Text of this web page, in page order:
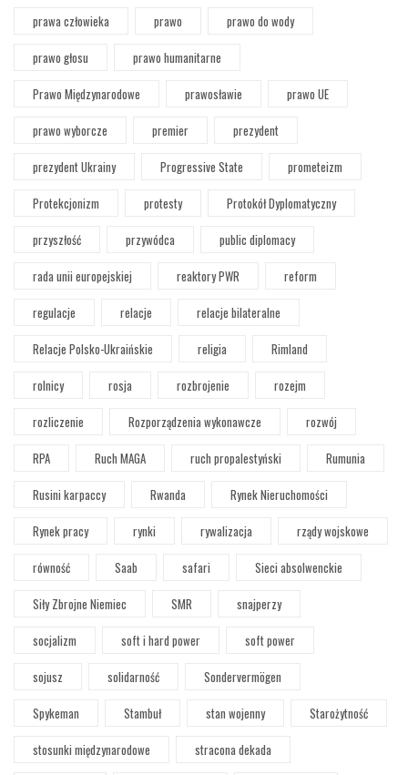
prawa człowieka prawo
prawo do wody
prawo głosu
prawo humanitarne
Prawo Międzynarodowe
prawosławie
prawo UE
prawo wyborcze
premier
prezydent
prezydent Ukrainy
Progressive State
prometeizm
Protekcjonizm
protesty
Protokół Dyplomatyczny
przyszłość
przywódca
public diplomacy
rada unii europejskiej
reaktory PWR
reform
regulacje
relacje
relacje bilateralne
Relacje Polsko-Ukraińskie
religia
Rimland
rolnicy
rosja rozbrojenie
rozejm
rozliczenie
Rozporządzenia wykonawcze
rozwój
RPA
Ruch MAGA ruch propalestyński
Rumunia
Rusini karpaccy
Rwanda
Rynek Nieruchomości
Rynek pracy
rynki rywalizacja
rządy wojskowe
równość
Saab safari
Sieci absolwenckie
Siły Zbrojne Niemiec
SMR
snajperzy
socjalizm
soft i hard power
soft power
sojusz
solidarność
Sondervermögen
Spykeman
Stambuł stan wojenny
Starożytność
stosunki międzynarodowe
stracona dekada